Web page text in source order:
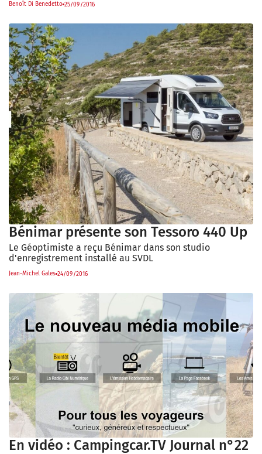
Benoît Di Benedetto 25/09/2016
Bénimar présente son Tessoro 440 Up
Le Géoptimiste a reçu Bénimar dans son studio
d'enregistrement installé au SVDL
Jean-Michel Gales 24/09/2016
En vidéo : Campingcar.TV Journal n°22